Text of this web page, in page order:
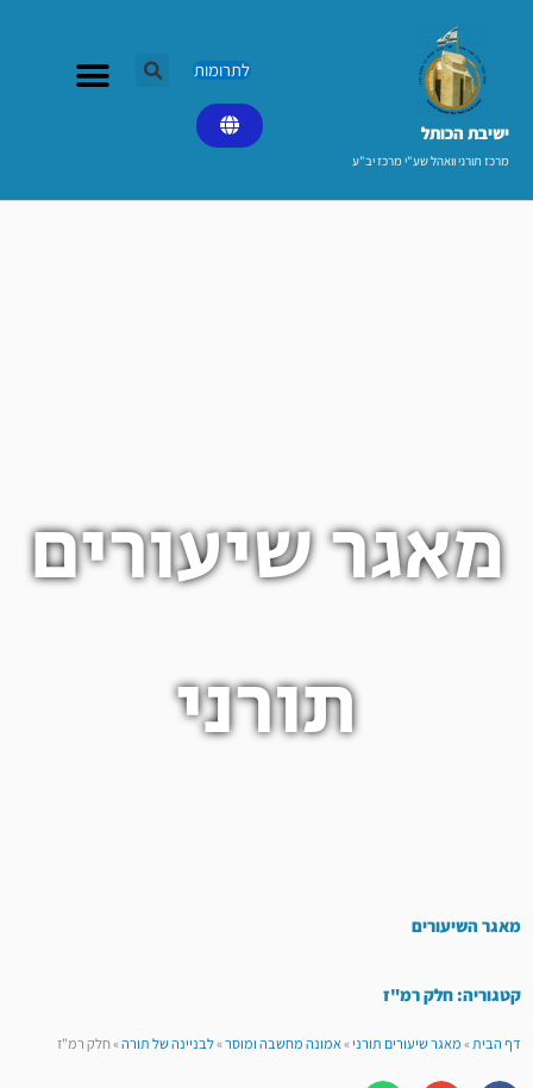
ישיבת הכותל​
מרכז תורני וואהל שע"י מרכז יב"ע
לתרומות
מאגר שיעורים
תורני
מאגר השיעורים
קטגוריה: חלק רמ"ז
דף הבית»מאגר שיעורים תורני»אמונה מחשבה ומוסר»לבניינה של תורה»חלק רמ"ז